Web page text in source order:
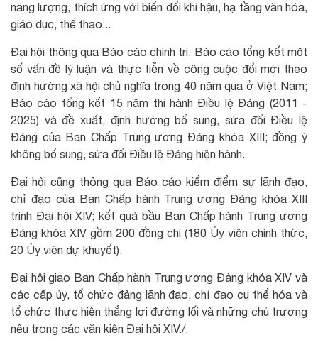
năng lượng, thích ứng với biến đổi khí hậu, hạ tầng văn hóa,
giáo dục, thể thao...
Đại hội thông qua Báo cáo chính trị, Báo cáo tổng kết một
số vấn đề lý luận và thực tiễn về công cuộc đổi mới theo
định hướng xã hội chủ nghĩa trong 40 năm qua ở Việt Nam;
Báo cáo tổng kết 15 năm thi hành Điều lệ Đảng (2011 -
2025) và đề xuất, định hướng bổ sung, sửa đổi Điều lệ
Đảng của Ban Chấp Trung ương Đảng khóa XIII; đồng ý
không bổ sung, sửa đổi Điều lệ Đảng hiện hành.
Đại hội cũng thông qua Báo cáo kiểm điểm sự lãnh đạo,
chỉ đạo của Ban Chấp hành Trung ương Đảng khóa XIII
trình Đại hội XIV; kết quả bầu Ban Chấp hành Trung ương
Đảng khóa XIV gồm 200 đồng chí (180 Ủy viên chính thức,
20 Ủy viên dự khuyết).
Đại hội giao Ban Chấp hành Trung ương Đảng khóa XIV và
các cấp ủy, tổ chức đảng lãnh đạo, chỉ đạo cụ thể hóa và
tổ chức thực hiện thắng lợi đường lối và những chủ trương
nêu trong các văn kiện Đại hội XIV./.